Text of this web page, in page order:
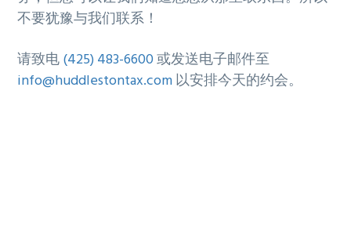
不要犹豫与我们联系！
请致电(425) 483-6600或发送电子邮件至
info@huddlestontax.com以安排今天的约会。